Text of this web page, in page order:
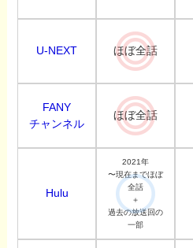
U-NEXT ほぼ全話
FANY
チャンネル
ほぼ全話
Hulu
2021年
〜現在までほぼ
全話
＋
過去の放送回の
一部